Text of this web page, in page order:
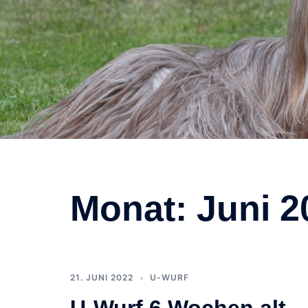
Monat: Juni
21. JUNI 2022 U-WURF